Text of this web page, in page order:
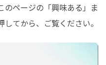
のページの「興味ある」ま
てから、ご覧ください。